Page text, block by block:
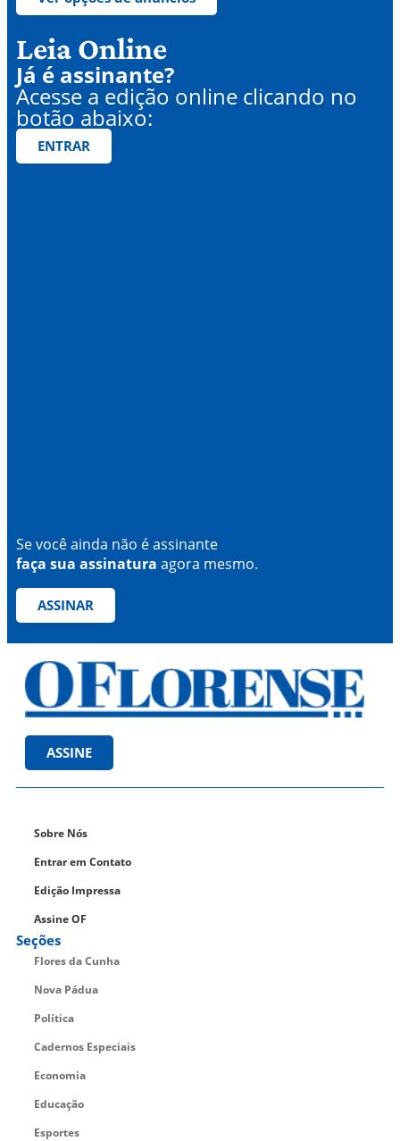
Leia Online
Já é assinante?
Acesse a edição online clicando no
botão abaixo:
ENTRAR
Se você ainda não é assinante
faça sua assinatura agora mesmo.
ASSINAR
ASSINE
Sobre Nós
Entrar em Contato
Edição Impressa
Assine OF
Seções
Flores da Cunha
Nova Pádua
Política
Cadernos Especiais
Economia
Educação
Esportes